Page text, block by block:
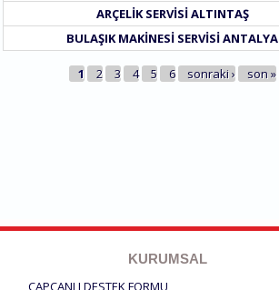
ARÇELIK SERVISI ALTINTAŞ
BULAŞIK MAKINESI SERVISI ANTALYA
1 2 3 4 5 6 sonraki › son »
KURUMSAL
CAPCANLI DESTEK FORMU